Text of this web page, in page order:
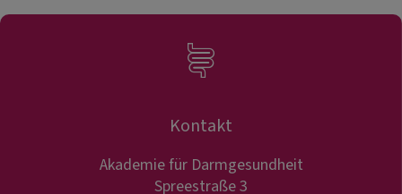
Kontakt
Akademie für Darmgesundheit
Spreestraße 3